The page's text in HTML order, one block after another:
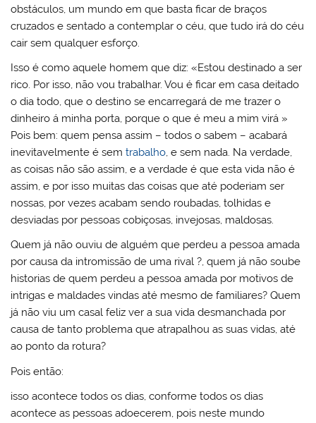
obstáculos, um mundo em que basta ficar de braços
cruzados e sentado a contemplar o céu, que tudo irá do céu
cair sem qualquer esforço.
Isso é como aquele homem que diz: «Estou destinado a ser
rico. Por isso, não vou trabalhar. Vou é ficar em casa deitado
o dia todo, que o destino se encarregará de me trazer o
dinheiro á minha porta, porque o que é meu a mim virá »
Pois bem: quem pensa assim – todos o sabem – acabará
inevitavelmente é semtrabalho, e sem nada. Na verdade,
as coisas não são assim, e a verdade é que esta vida não é
assim, e por isso muitas das coisas que até poderiam ser
nossas, por vezes acabam sendo roubadas, tolhidas e
desviadas por pessoas cobiçosas, invejosas, maldosas.
Quem já não ouviu de alguém que perdeu a pessoa amada
por causa da intromissão de uma rival ?, quem já não soube
historias de quem perdeu a pessoa amada por motivos de
intrigas e maldades vindas até mesmo de familiares? Quem
já não viu um casal feliz ver a sua vida desmanchada por
causa de tanto problema que atrapalhou as suas vidas, até
ao ponto da rotura?
Pois então:
isso acontece todos os dias, conforme todos os dias
acontece as pessoas adoecerem, pois neste mundo